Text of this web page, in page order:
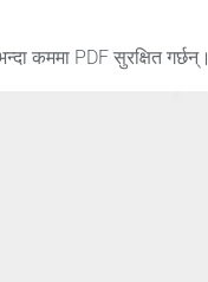
कममा PDF सुरक्षित गर्छन्।